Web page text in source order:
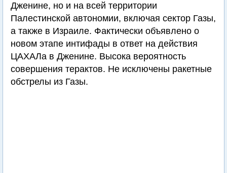
Дженине, но и на всей территории
Палестинской автономии, включая сектор Газы,
а также в Израиле. Фактически объявлено о
новом этапе интифады в ответ на действия
ЦАХАЛа в Дженине. Высока вероятность
совершения терактов. Не исключены ракетные
обстрелы из Газы.